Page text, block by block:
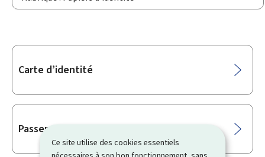
Ce site utilise des cookies essentiels
Sous-
Carte d’identité
Passeport & Visa